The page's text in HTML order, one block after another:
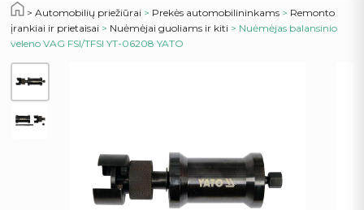
Automobilių priežiūrai > Prekės automobilininkams > Remonto
įrankiai ir prietaisai > Nuėmėjai guoliams ir kiti > Nuėmėjas balansinio
veleno VAG FSI/TFSI YT-06208 YATO